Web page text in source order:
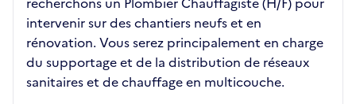
intervenir sur des chantiers neufs et en
rénovation. Vous serez principalement en charge
du supportage et de la distribution de réseaux
sanitaires et de chauffage en multicouche.